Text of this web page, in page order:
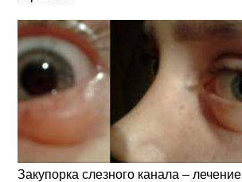
Закупорка слезного канала – лечение